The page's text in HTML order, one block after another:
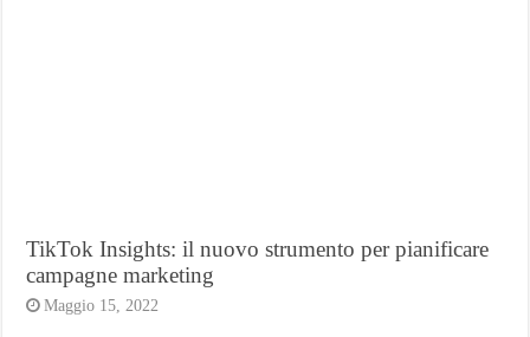
TikTok Insights: il nuovo strumento per pianificare
campagne marketing
Maggio 15, 2022